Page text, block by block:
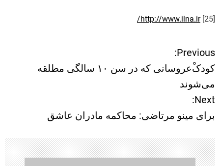
[25]
http://www.ilna.ir/
ر
ه
ب
ر
Previous:
کودکْ‌عروسانی که در سن ۱۰ سالگی مطلقه
می‌شوند
Next:
برای مینو مرتاضی: محاکمه مادران عاشق